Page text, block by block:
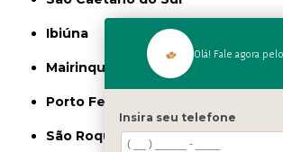
Ibiúna
Mairinque
Porto Feliz
São Roque
Olá! Fale agora
Insira seu telefone